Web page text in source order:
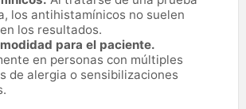
los antihistamínicos no suelen
los resultados.
para el paciente.
en personas con múltiples
de alergia o sensibilizaciones